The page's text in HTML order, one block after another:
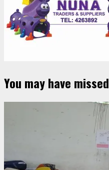
You may have missed